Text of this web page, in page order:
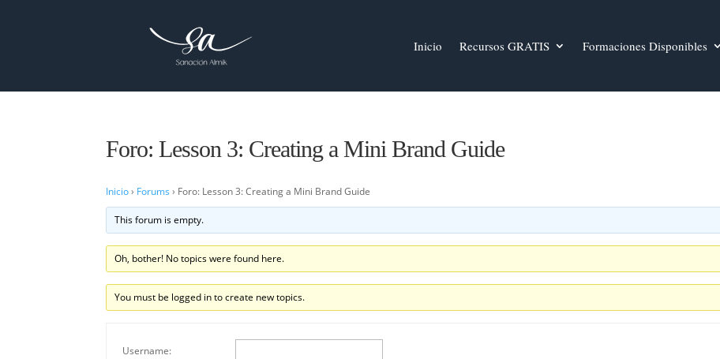
Inicio Recursos GRATIS Formaciones Disponibles
Foro: Lesson 3: Creating a Mini Brand Guide
Inicio › Forums › Foro: Lesson 3: Creating a Mini Brand Guide
This forum is empty.
Oh, bother! No topics were found here.
You must be logged in to create new topics.
Username: